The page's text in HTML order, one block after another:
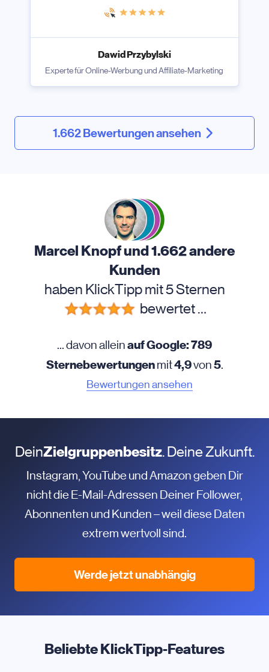
Dawid Przybylski
Experte für Online-Werbung und Affiliate-Marketing
1.662 Bewertungen ansehen
Marcel Knopf und 1.662 andere
Kunden
haben KlickTipp mit 5 Sternen
bewertet …
... davon alleinauf Google: 789
Sternebewertungenmit4,9von5.
Bewertungen ansehen
DeinZielgruppenbesitz. Deine Zukunft.
Instagram, YouTube und Amazon geben Dir
nicht die E-Mail-Adressen Deiner Follower,
Abonnenten und Kunden – weil diese Daten
extrem wertvoll sind.
Werde jetzt unabhängig
Beliebte KlickTipp-Features